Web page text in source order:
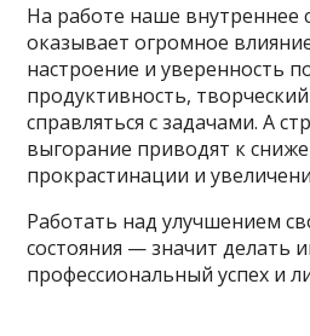
На работе наше внутреннее
оказывает огромное
настроение и уверенность
продуктивность,
справляться с задачами. А
выгорание приводят к
прокрастинации и
Работать над улучшением
состояния — значит делать
профессиональный успех и